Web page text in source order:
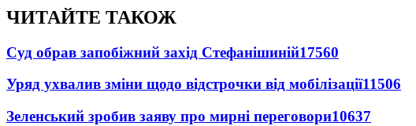
ЧИТАЙТЕ ТАКОЖ
Суд обрав запобіжний захід Стефанішиній17560
Уряд ухвалив зміни щодо відстрочки від мобілізації11506
Зеленський зробив заяву про мирні переговори10637